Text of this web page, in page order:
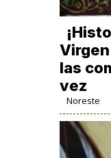
las
vez
Noreste